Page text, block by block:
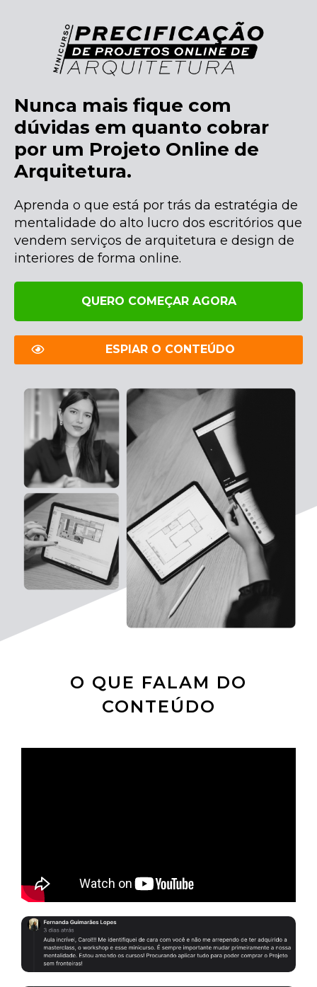
Nunca mais fique com
dúvidas em quanto cobrar
por um Projeto Online de
Arquitetura.
Aprenda o que está por trás da estratégia de
mentalidade do alto lucro dos escritórios que
vendem serviços de arquitetura e design de
interiores de forma online.
QUERO COMEÇAR AGORA
ESPIAR O CONTEÚDO
O QUE FALAM DO
CONTEÚDO